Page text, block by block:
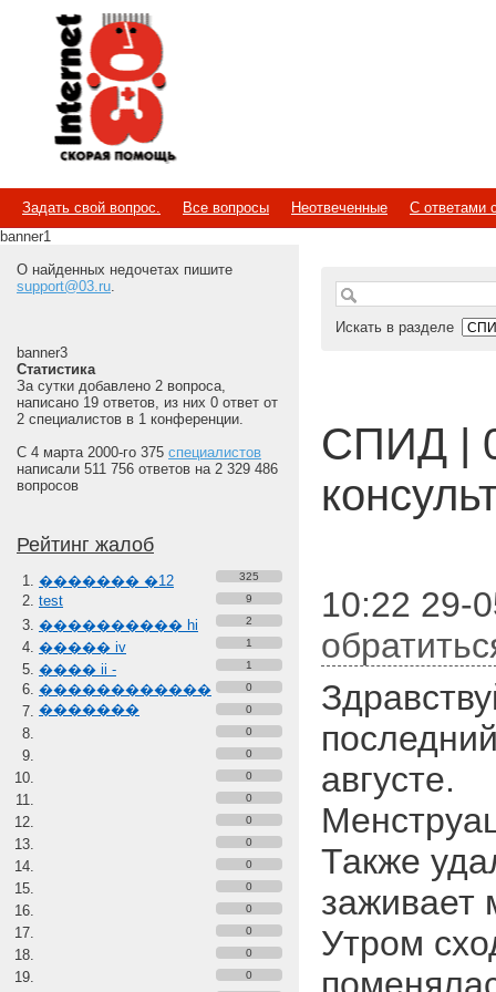
Internet
Скорая помощь
Задать свой вопрос. Все вопросы Неотвеченные
С ответами
banner1
О найденных недочетах пишите
support@03.ru.
banner3
Статистика
За сутки добавлено 2 вопроса,
написано 19 ответов, из них 0 ответ от
2 специалистов в 1 конференции.
С 4 марта 2000-го 375 специалистов
написали 511 756 ответов на 2 329 486
вопросов
Рейтинг жалоб
������� �12 325
test 9
���������� hi 2
����� iv 1
���� ii -
������������
�������
1
0
0
0
0
0
0
0
0
0
0
0
0
0
0
Искать в разделе
СПИД |
10:22 29-
августе.
Также
заживает
Утром